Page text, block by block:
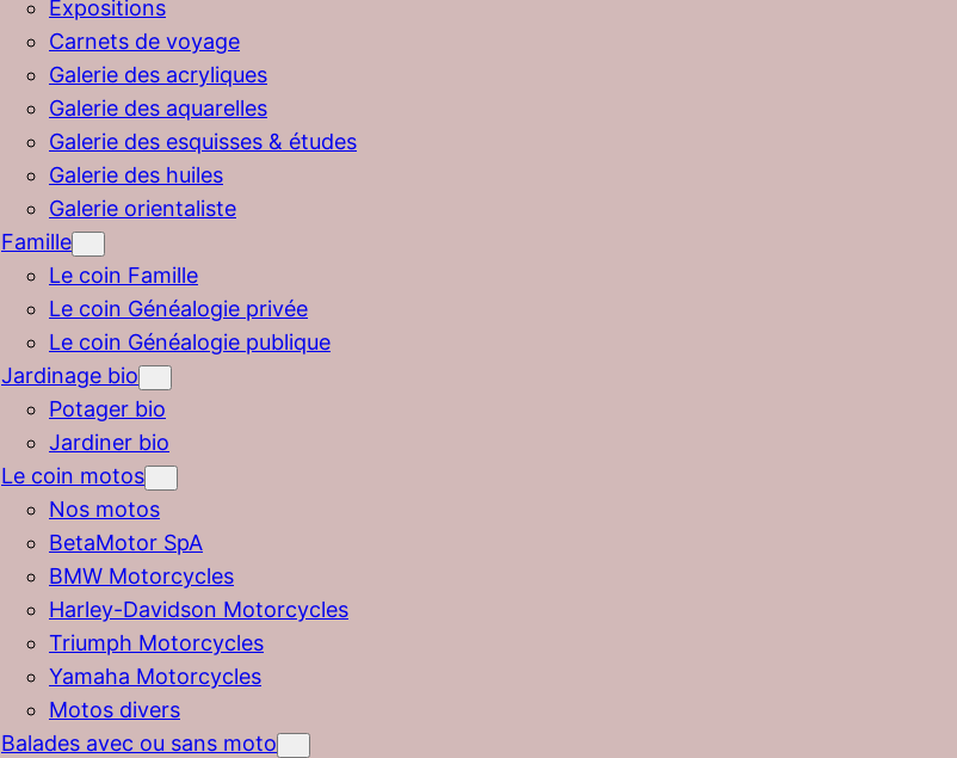
Expositions
Carnets de voyage
Galerie des acryliques
Galerie des aquarelles
Galerie des esquisses & études
Galerie des huiles
Galerie orientaliste
Famille
Le coin Famille
Le coin Généalogie privée
Le coin Généalogie publique
Jardinage bio
Potager bio
Jardiner bio
Le coin motos
Nos motos
BetaMotor SpA
BMW Motorcycles
Harley-Davidson Motorcycles
Triumph Motorcycles
Yamaha Motorcycles
Motos divers
Balades avec ou sans moto